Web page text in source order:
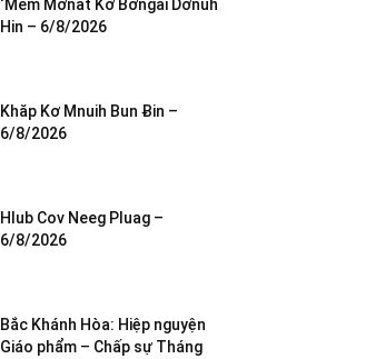
‘Mêm Mơnat Kơ Bơngai Dơnuh
Hin – 6/8/2026
Khăp Kơ Mnuih Bun Ƀin –
6/8/2026
Hlub Cov Neeg Pluag –
6/8/2026
Bắc Khánh Hòa: Hiệp nguyện
Giáo phẩm – Chấp sự Tháng